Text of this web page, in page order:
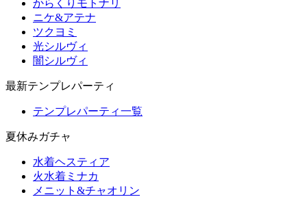
からくりモトナリ
ニケ&アテナ
ツクヨミ
光シルヴィ
闇シルヴィ
最新テンプレパーティ
テンプレパーティ一覧
夏休みガチャ
水着ヘスティア
火水着ミナカ
メニット&チャオリン